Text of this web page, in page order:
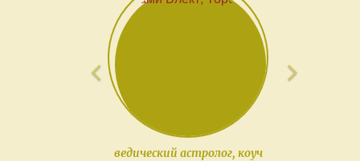
ведический астролог, коуч